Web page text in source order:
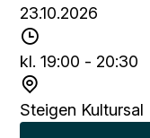
n
t
a
o
23.10.2026
i
s
kl. 19:00 - 20:30
t
Steigen Kultursal